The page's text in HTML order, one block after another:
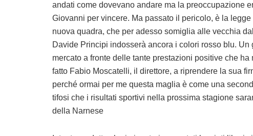
andati come dovevano andare ma la preoccupazione
Giovanni per vincere. Ma passato il pericolo, è la
nuova quadra, che per adesso somiglia alle vecchia
Davide Principi indosserà ancora i colori rosso blu. Un
mercato a fronte delle tante prestazioni positive che
fatto Fabio Moscatelli, il direttore, a riprendere la sua
perché ormai per me questa maglia è come una
tifosi che i risultati sportivi nella prossima stagione
della Narnese